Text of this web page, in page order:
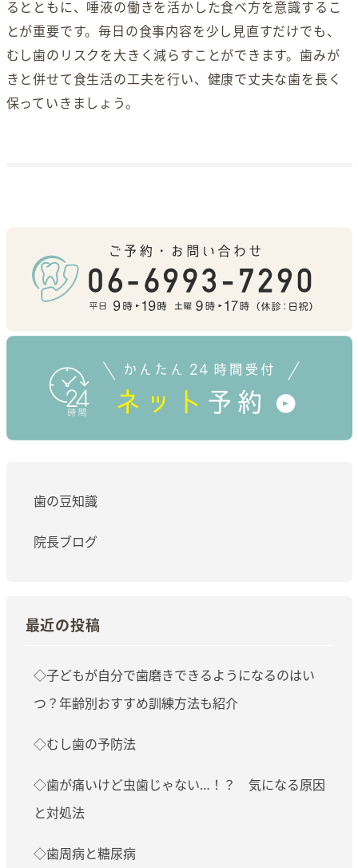
るとともに、唾液の働きを活かした食べ方を意識するこ
とが重要です。毎日の食事内容を少し見直すだけでも、
むし歯のリスクを大きく減らすことができます。歯みが
きと併せて食生活の工夫を行い、健康で丈夫な歯を長く
保っていきましょう。
歯の豆知識
院長ブログ
最近の投稿
◇子どもが自分で歯磨きできるようになるのはい
つ？年齢別おすすめ訓練方法も紹介
◇むし歯の予防法
◇歯が痛いけど虫歯じゃない…！？ 気になる原因
と対処法
◇歯周病と糖尿病